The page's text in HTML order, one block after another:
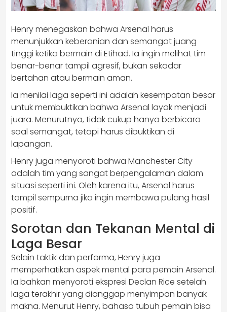
Henry menegaskan bahwa Arsenal harus
menunjukkan keberanian dan semangat juang
tinggi ketika bermain di Etihad. Ia ingin melihat tim
benar-benar tampil agresif, bukan sekadar
bertahan atau bermain aman.
Ia menilai laga seperti ini adalah kesempatan besar
untuk membuktikan bahwa Arsenal layak menjadi
juara. Menurutnya, tidak cukup hanya berbicara
soal semangat, tetapi harus dibuktikan di
lapangan.
Henry juga menyoroti bahwa Manchester City
adalah tim yang sangat berpengalaman dalam
situasi seperti ini. Oleh karena itu, Arsenal harus
tampil sempurna jika ingin membawa pulang hasil
positif.
Sorotan dan Tekanan Mental di
Laga Besar
Selain taktik dan performa, Henry juga
memperhatikan aspek mental para pemain Arsenal.
Ia bahkan menyoroti ekspresi Declan Rice setelah
laga terakhir yang dianggap menyimpan banyak
makna. Menurut Henry, bahasa tubuh pemain bisa